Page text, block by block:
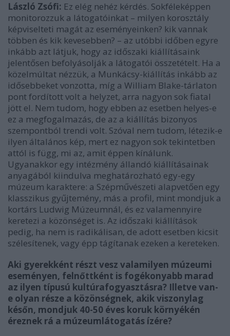
László Zsófi: Ez elég nehéz kérdés. Sokféleképpen
monitorozzuk a látogatóinkat – milyen korosztály
képviselteti magát az eseményeinken? kik vannak
többen és kik kevesebben? – az utóbbi időben egyre
inkább azt látjuk, hogy az időszaki kiállításaink
jelentősen befolyásolják a látogatói összetételt. Ha a
közelmúltat nézzük, a Munkácsy-kiállítás inkább az
idősebbeket vonzotta, míg a William Blake-tárlaton
pont fordított volt a helyzet, arra nagyon sok fiatal
jött el. Nem tudom, hogy ebben az esetben helyes-e
ez a megfogalmazás, de az a kiállítás bizonyos
szempontból trendi volt. Szóval nem tudom, létezik-e
ilyen általános kép, mert ez nagyon sok tekintetben
attól is függ, mi az, amit éppen kínálunk.
Ugyanakkor egy intézmény állandó kiállításainak
anyagából kiindulva meghatározható egy-egy
múzeum karaktere: a Szépművészeti alapvetően egy
klasszikus gyűjtemény, más a profil, mint mondjuk a
kortárs Ludwig Múzeumnál, és ez valamennyire
keretezi a közönséget is. Az időszaki kiállítások
pedig, ha nem is radikálisan, de adott esetben kicsit
szélesítenek, vagy épp tágítanak ezeken a kereteken.
Aki gyerekként részt vesz valamilyen múzeumi
eseményen, felnőttként is fogékonyabb marad
az ilyen típusú kultúrafogyasztásra? Illetve van-
e olyan része a közönségnek, akik viszonylag
későn, mondjuk 40-50 éves koruk környékén
éreznek rá a múzeumlátogatás ízére?